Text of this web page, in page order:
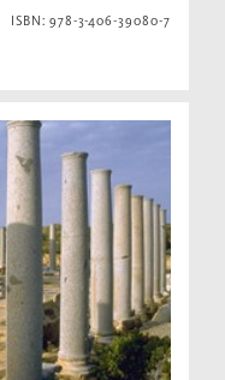
ISBN: 978-3-406-39080-7